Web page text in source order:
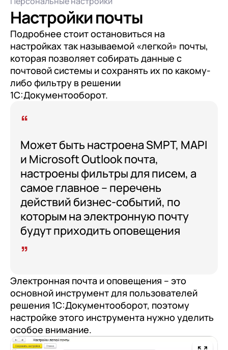
Настройки почты
Подробнее стоит остановиться на
настройках так называемой «легкой» почты,
которая позволяет собирать данные с
почтовой системы и сохранять их по какому-
либо фильтру в решении
1С:Документооборот.
Может быть настроена SMPT, MAPI
и Microsoft Outlook почта,
настроены фильтры для писем, а
самое главное – перечень
действий бизнес-событий, по
которым на электронную почту
будут приходить оповещения
Электронная почта и оповещения – это
основной инструмент для пользователей
решения 1С:Документооборот, поэтому
настройке этого инструмента нужно уделить
особое внимание.